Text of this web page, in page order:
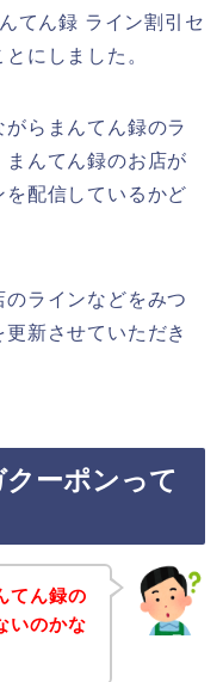
てん録 ライン割引セ
にしました。
らまんてん録のラ
んてん録のお店が
配信しているかど
ラインなどをみつ
新させていただき
ーポンって
てん録の
いのかな